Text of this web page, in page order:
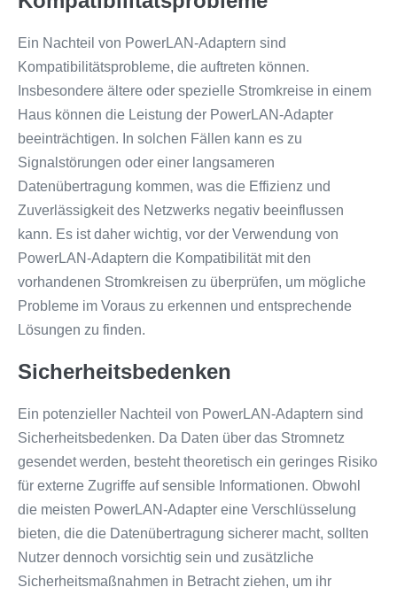
Ein Nachteil von PowerLAN-Adaptern sind
Kompatibilitätsprobleme, die auftreten können.
Insbesondere ältere oder spezielle Stromkreise in einem
Haus können die Leistung der PowerLAN-Adapter
beeinträchtigen. In solchen Fällen kann es zu
Signalstörungen oder einer langsameren
Datenübertragung kommen, was die Effizienz und
Zuverlässigkeit des Netzwerks negativ beeinflussen
kann. Es ist daher wichtig, vor der Verwendung von
PowerLAN-Adaptern die Kompatibilität mit den
vorhandenen Stromkreisen zu überprüfen, um mögliche
Probleme im Voraus zu erkennen und entsprechende
Lösungen zu finden.
Sicherheitsbedenken
Ein potenzieller Nachteil von PowerLAN-Adaptern sind
Sicherheitsbedenken. Da Daten über das Stromnetz
gesendet werden, besteht theoretisch ein geringes Risiko
für externe Zugriffe auf sensible Informationen. Obwohl
die meisten PowerLAN-Adapter eine Verschlüsselung
bieten, die die Datenübertragung sicherer macht, sollten
Nutzer dennoch vorsichtig sein und zusätzliche
Sicherheitsmaßnahmen in Betracht ziehen, um ihr